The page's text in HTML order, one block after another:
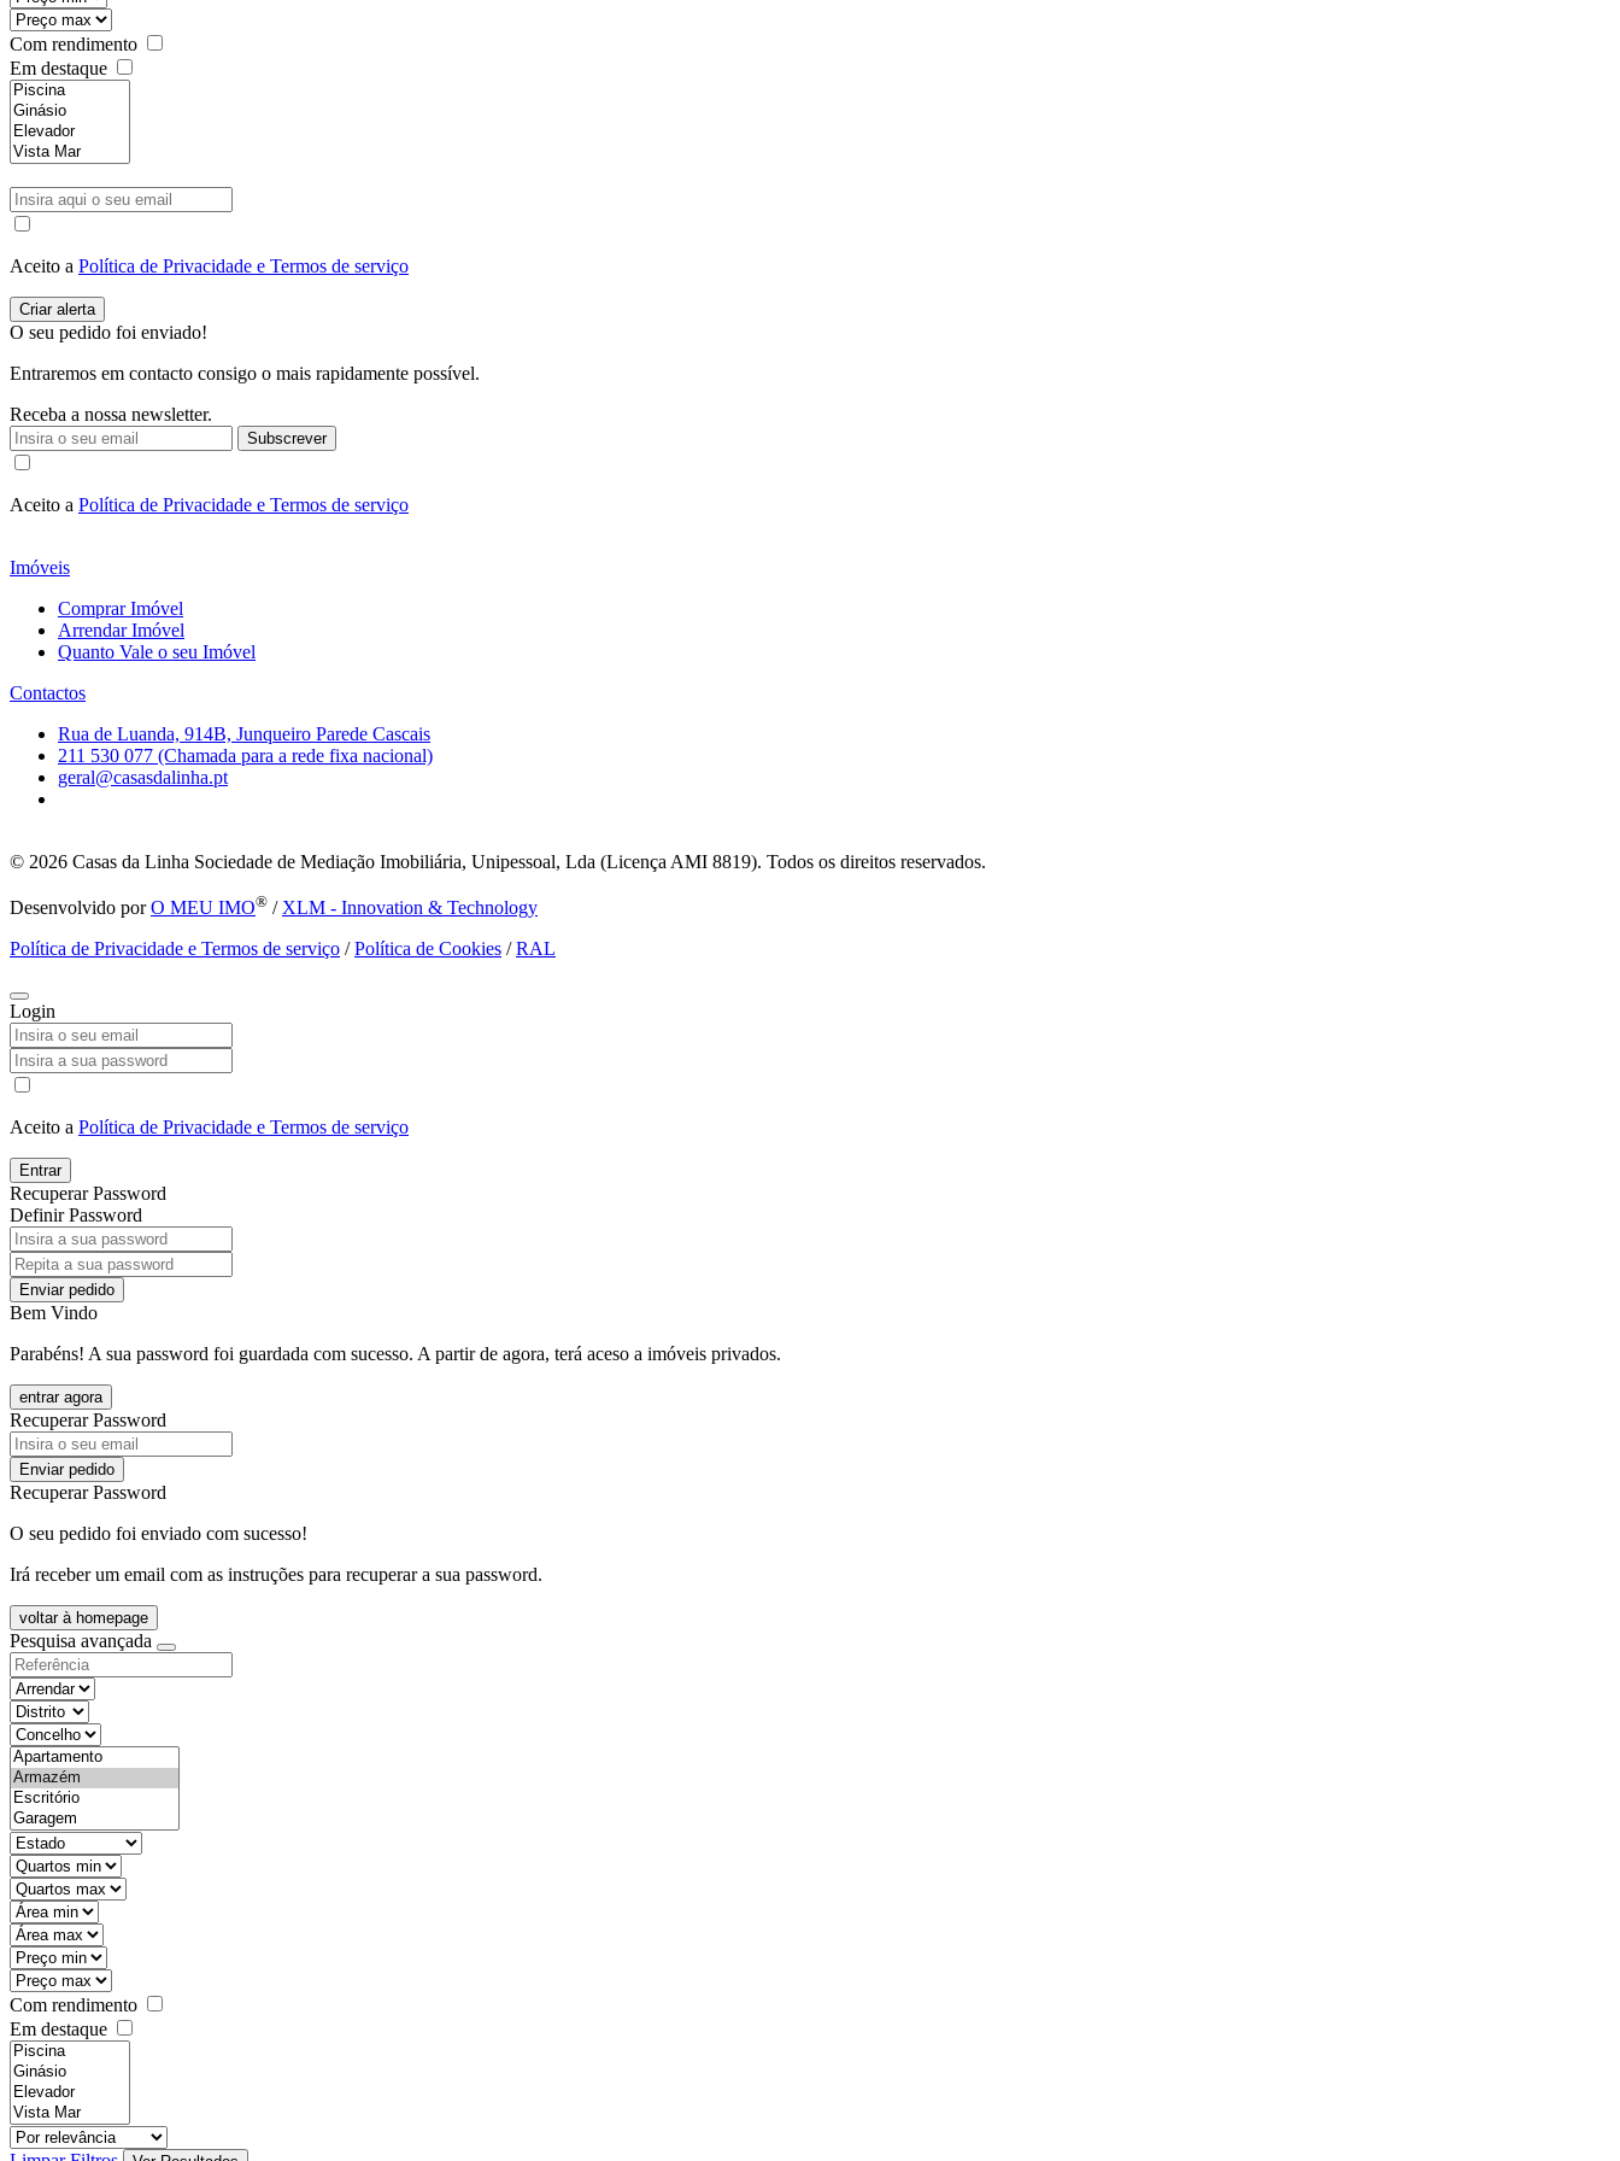
Com rendimento
Em destaque
Aceito a Política de Privacidade e Termos de serviço
O seu pedido foi enviado!
Entraremos em contacto consigo o mais rapidamente possível.
Receba a nossa newsletter.
Subscrever
Aceito a Política de Privacidade e Termos de serviço
Imóveis
Comprar Imóvel
Arrendar Imóvel
Quanto Vale o seu Imóvel
Contactos
Rua de Luanda, 914B, Junqueiro Parede Cascais
211 530 077 (Chamada para a rede fixa nacional)
geral@casasdalinha.pt
© 2026 Casas da Linha Sociedade de Mediação Imobiliária, Unipessoal, Lda (Licença AMI 8819). Todos os direitos reservados.
Desenvolvido porO MEU IMO® / XLM - Innovation & Technology
Política de Privacidade e Termos de serviço /Política de Cookies /RAL
Login
Aceito a Política de Privacidade e Termos de serviço
Entrar
Recuperar Password
Definir Password
Enviar pedido
Bem Vindo
Parabéns! A sua password foi guardada com sucesso. A partir de agora, terá aceso a imóveis privados.
entrar agora
Recuperar Password
Enviar pedido
Recuperar Password
O seu pedido foi enviado com sucesso!
Irá receber um email com as instruções para recuperar a sua password.
voltar à homepage
Pesquisa avançada
objective
districtId
countyId
types
state
mintypo
maxtypo
minarea
maxarea
minprice
maxprice
Com rendimento
Em destaque
features
realestateOrder